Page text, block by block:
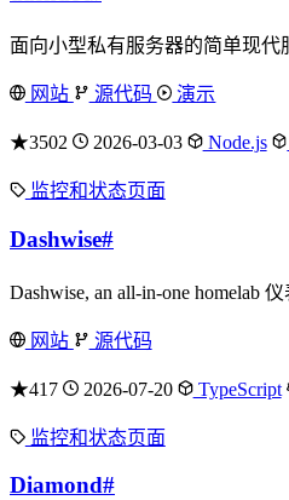
面向小型私有服务器的简单现代
网站 源代码 演示
★3502 2026-03-03 Node.js
监控和状态页面
Dashwise#
Dashwise, an all-in-one homelab 仪
网站 源代码
★417 2026-07-20 TypeScript
监控和状态页面
Diamond#